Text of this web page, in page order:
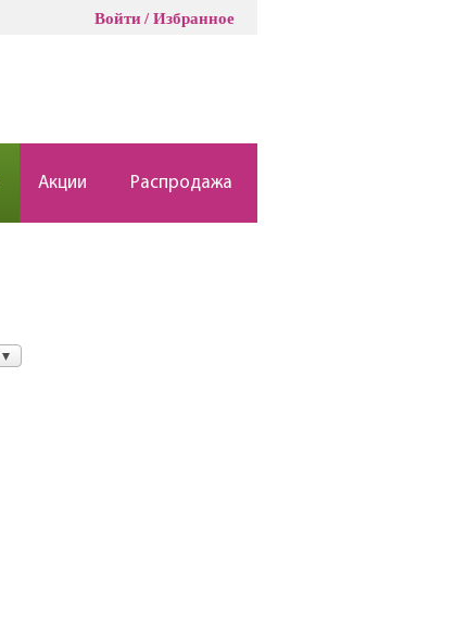
Войти Избранное
Акции Распродажа